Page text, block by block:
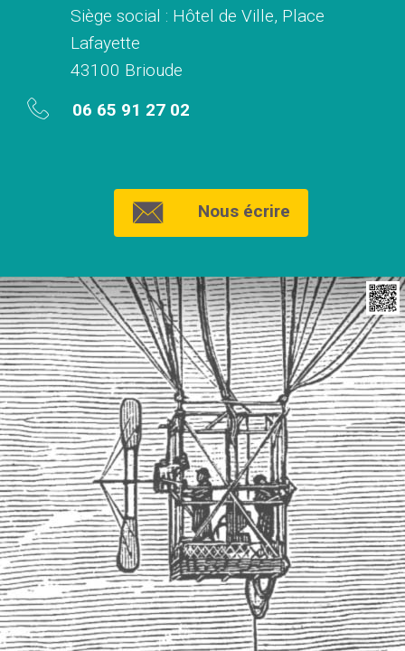
Siège social : Hôtel de Ville, Place
Lafayette
43100 Brioude
06 65 91 27 02
Nous écrire